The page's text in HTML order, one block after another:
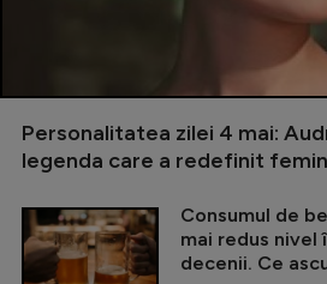
Personalitatea zilei 4 mai:
legenda care a redefinit
Consumul de
mai redus nivel
decenii. Ce